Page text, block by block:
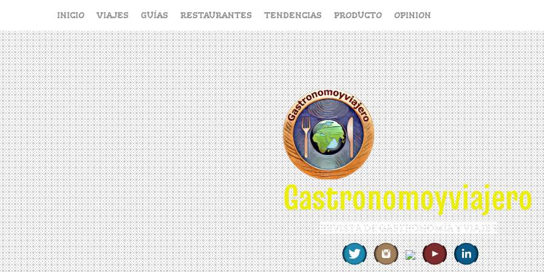
contenido
INICIO VIAJES GUÍAS RESTAURANTES TENDENCIAS PRODUCTO OPINION
Gastronomoyviajero
REVISTA DE GASTRONOMÍA Y VIAJES